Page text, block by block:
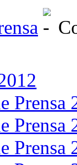
Prensa
Prensa
Prensa